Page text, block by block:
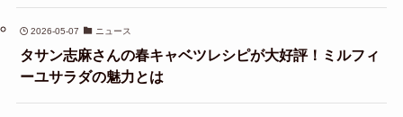
2026-05-07 ニュース
タサン志麻さんの春キャベツレシピが大好評！ミルフィ
ーユサラダの魅力とは